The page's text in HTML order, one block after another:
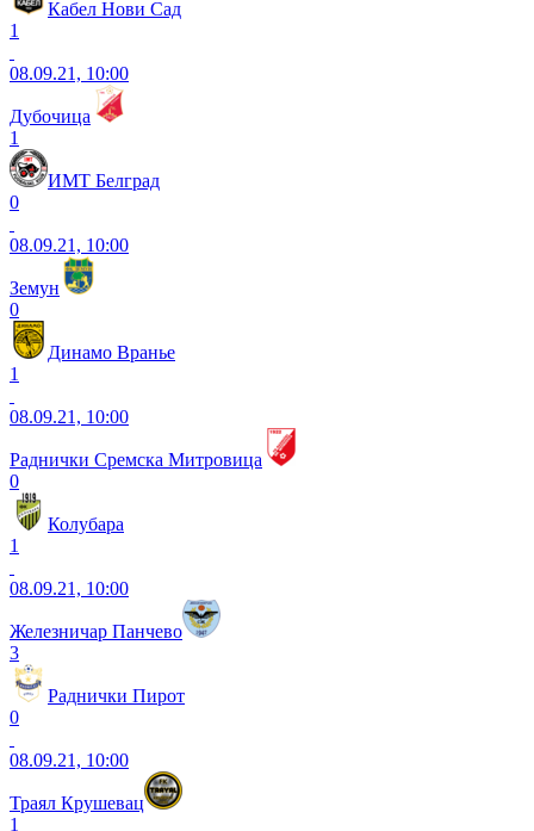
Кабел Нови Сад
1
08.09.21, 10:00
Дубочица
1
ИМТ Белград
0
08.09.21, 10:00
Земун
0
Динамо Вранье
1
08.09.21, 10:00
Раднички Сремска Митровица
0
Колубара
1
08.09.21, 10:00
Железничар Панчево
3
Раднички Пирот
0
08.09.21, 10:00
Траял Крушевац
1